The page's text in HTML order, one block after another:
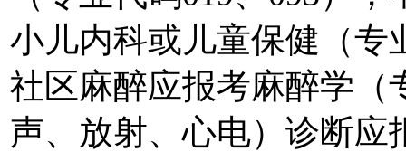
小儿内科或儿童保健（专
社区麻醉应报考麻醉学（
声、放射、心电）诊断应